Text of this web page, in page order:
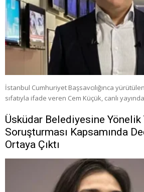
İstanbul Cumhuriyet Başsavcılığınca
sıfatıyla ifade veren Cem Küçük, canlı
Üsküdar Belediyesine
Soruşturması Kapsamında
Ortaya Çıktı